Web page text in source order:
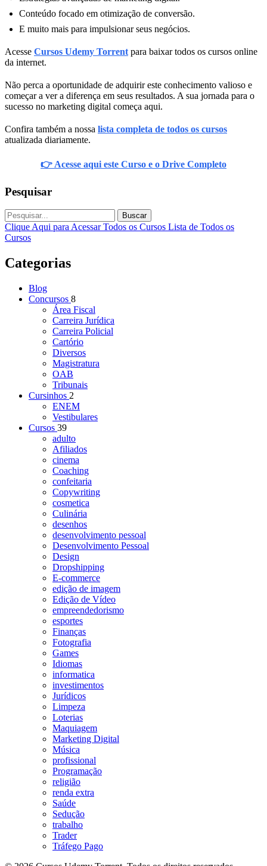
Conteúdo focado em otimização de conversão.
E muito mais para impulsionar seus negócios.
Acesse Cursos Udemy Torrent para baixar todos os cursos online
da internet.
Não perca a oportunidade de adquirir este conhecimento valioso e
começar a ver a diferença em seus resultados. A sua jornada para o
sucesso no marketing digital começa aqui.
Confira também a nossa lista completa de todos os cursos
atualizada diariamente.
👉 Acesse aqui este Curso e o Drive Completo
Pesquisar
Buscar
Clique Aqui para Acessar Todos os Cursos Lista de Todos os
Cursos
Categorias
Blog
Concursos 8
Área Fiscal
Carreira Jurídica
Carreira Policial
Cartório
Diversos
Magistratura
OAB
Tribunais
Cursinhos 2
ENEM
Vestibulares
Cursos 39
adulto
Afiliados
cinema
Coaching
confeitaria
Copywriting
cosmetica
Culinária
desenhos
desenvolvimento pessoal
Desenvolvimento Pessoal
Design
Dropshipping
E-commerce
edição de imagem
Edição de Vídeo
empreendedorismo
esportes
Finanças
Fotografia
Games
Idiomas
informatica
investimentos
Jurídicos
Limpeza
Loterias
Maquiagem
Marketing Digital
Música
profissional
Programação
religião
renda extra
Saúde
Sedução
trabalho
Trader
Tráfego Pago